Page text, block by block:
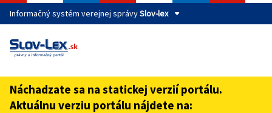
Informačný systém verejnej správySlov-lex
Táto stránka je zabezpečená
cez zabezpečenú webovú stránku verejnej správy SR.
Zabezpečená stránka vždy začína https:// pred názvom
domény webového sídla.
Náchadzate sa na statickej verzií portálu.
Aktuálnu verziu portálu nájdete na: